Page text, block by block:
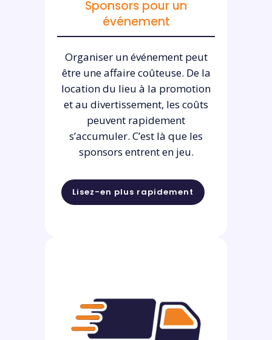
Sponsors pour un
événement
Organiser un événement peut
être une affaire coûteuse. De la
location du lieu à la promotion
et au divertissement, les coûts
peuvent rapidement
s’accumuler. C’est là que les
sponsors entrent en jeu.
Lisez-en plus rapidement